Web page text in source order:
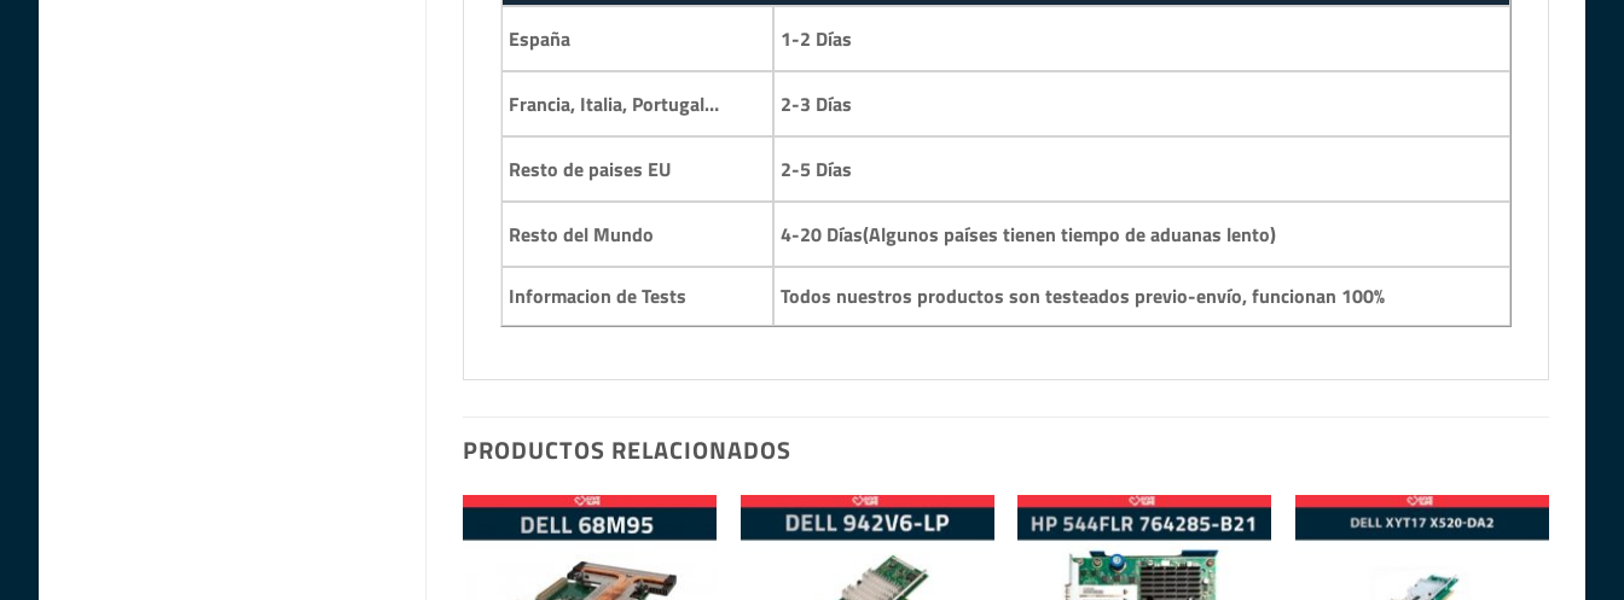
España 1-2 Días
Francia, Italia, Portugal… 2-3 Días
Resto de paises EU 2-5 Días
Resto del Mundo 4-20 Días(Algunos países tienen tiempo de aduanas lento)
Informacion de Tests Todos nuestros productos son testeados previo-envío, funcionan 100%
PRODUCTOS RELACIONADOS